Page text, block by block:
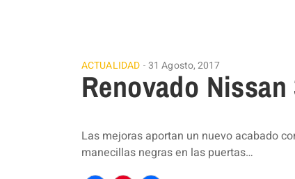
ACTUALIDAD 31 Agosto, 2017
Renovado
Las mejoras aportan un nuevo acabado
manecillas negras en las puertas…